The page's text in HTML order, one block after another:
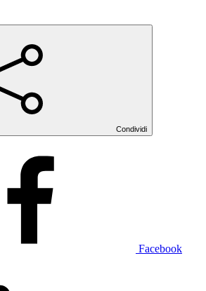
Condividi
Facebook